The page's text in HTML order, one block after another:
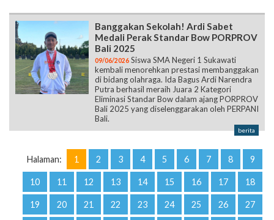
Banggakan Sekolah! Ardi Sabet
Medali Perak Standar Bow PORPROV
Bali 2025
09/06/2026 Siswa SMA Negeri 1 Sukawati
kembali menorehkan prestasi membanggakan
di bidang olahraga. Ida Bagus Ardi Narendra
Putra berhasil meraih Juara 2 Kategori
Eliminasi Standar Bow dalam ajang PORPROV
Bali 2025 yang diselenggarakan oleh PERPANI
Bali.
berita
Halaman: 1 2 3 4 5 6 7 8 9
10 11 12 13 14 15 16 17 18
19 20 21 22 23 24 25 26 27